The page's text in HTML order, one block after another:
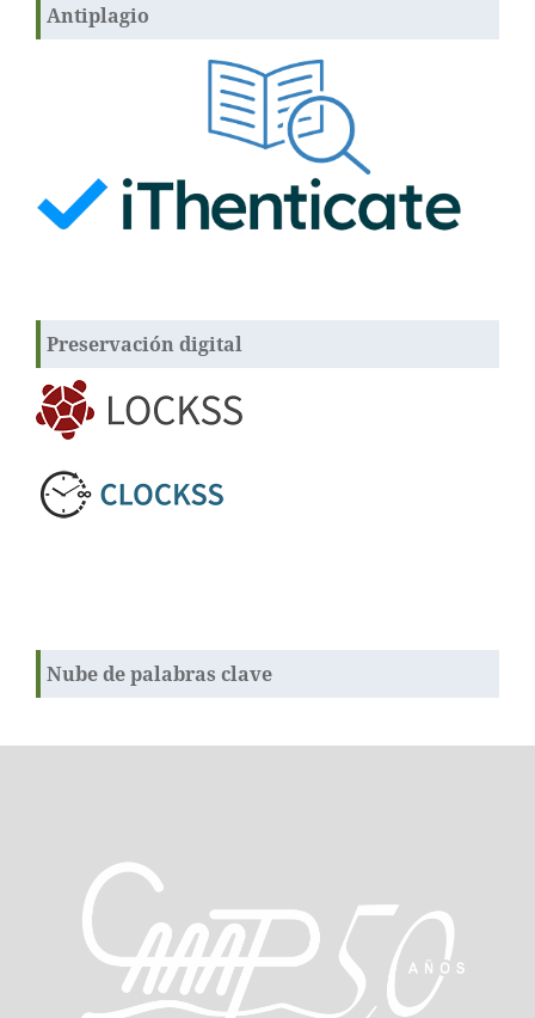
Antiplagio
Preservación digital
Nube de palabras clave